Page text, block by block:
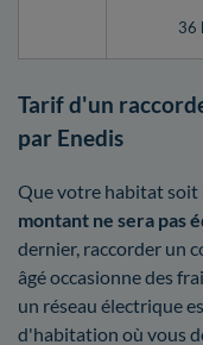
36
Tarif d'un
par Enedis
Que votre habitat soit
montant ne sera pas
dernier, raccorder un
âgé occasionne des
un réseau électrique
d'habitation où vous